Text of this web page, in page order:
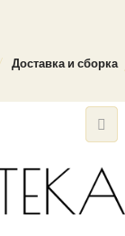
Доставка и сборка